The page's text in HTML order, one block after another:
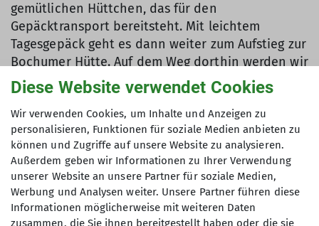
gemütlichen Hüttchen, das für den
Gepäcktransport bereitsteht. Mit leichtem
Tagesgepäck geht es dann weiter zum Aufstieg zur
Bochumer Hütte. Auf dem Weg dorthin werden wir
von unserem Gepäck auf dem Gepäcktransport
überholt welches wir auf der Hütte wieder in
Empfang nehmen werden.
Der Aufstieg zur Hütte ist ein echtes Erlebnis, und
nach der Ankunft werden wir mit einer
ausgiebigen Brotzeit und einer atemberaubenden
Aussicht belohnt. Die Bochumer Hütte bietet
nicht nur eine gemütliche Unterkunft, sondern
auch ein faszinierendes Tierparadies: Neben
Diese Website verwendet Cookies
Wir verwenden Cookies, um Inhalte und Anzeigen zu
personalisieren, Funktionen für soziale Medien anbieten zu
können und Zugriffe auf unsere Website zu analysieren.
Außerdem geben wir Informationen zu Ihrer Verwendung
unserer Website an unsere Partner für soziale Medien,
Werbung und Analysen weiter. Unsere Partner führen diese
Informationen möglicherweise mit weiteren Daten
zusammen, die Sie ihnen bereitgestellt haben oder die sie